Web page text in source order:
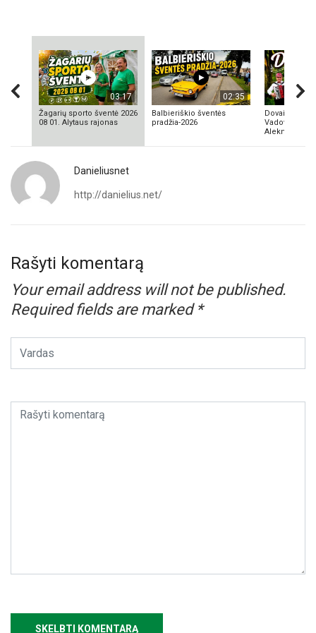
03:17
Žagarių sporto šventė 2026
08 01. Alytaus rajonas
02:35
Balbieriškio šventės
pradžia-2026
Dovainonių
Vadovas
Aleknavičius
Danieliusnet
http://danielius.net/
Rašyti komentarą
Your email address will not be published.
Required fields are marked *